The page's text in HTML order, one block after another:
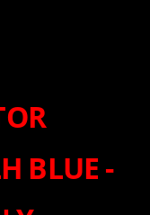
BLUE -